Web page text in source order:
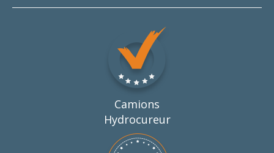
Camions
Hydrocureur